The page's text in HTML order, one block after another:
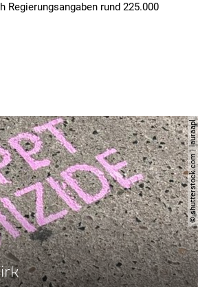
Regierungsangaben rund 225.000
© shutterstock.com | lauraapl